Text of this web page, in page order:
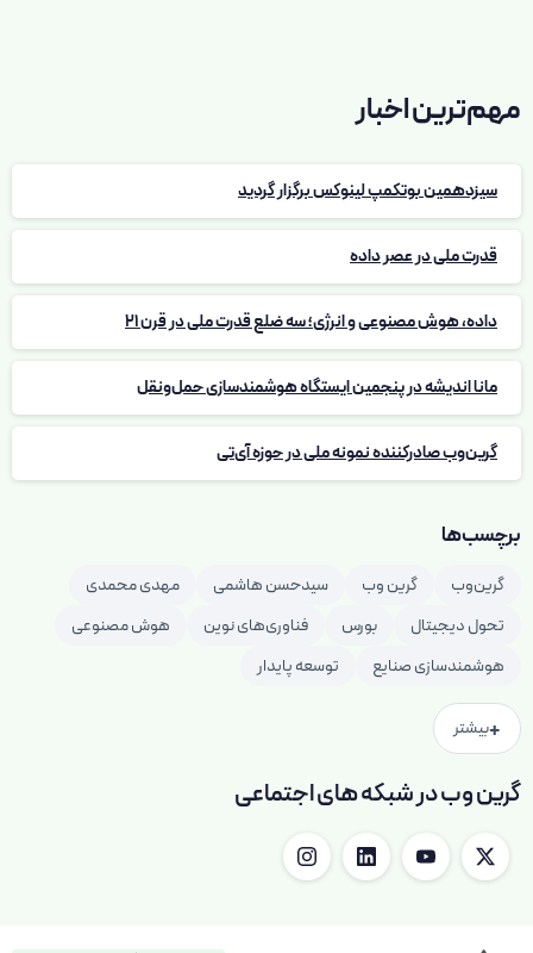
مهم‌ترین اخبار
سیزدهمین بوتکمپ لینوکس برگزار گردید
قدرت ملی در عصر داده
داده، هوش مصنوعی و انرژی؛ سه ضلع قدرت ملی در قرن 21
مانا اندیشه در پنجمین ایستگاه هوشمندسازی حمل‌ونقل
گرین‌وب صادرکننده نمونه ملی در حوزه آی‌تی
برچسب‌ها
گرین‌وب گرین وب سیدحسن هاشمی
مهدی محمدی
تحول دیجیتال
بورس فناوری‌های نوین
هوش مصنوعی
هوشمندسازی صنایع
توسعه پایدار
+بیشتر
گرین وب در شبکه های اجتماعی